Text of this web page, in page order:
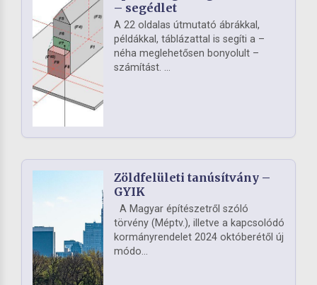
– segédlet
A 22 oldalas útmutató ábrákkal,
példákkal, táblázattal is segíti a –
néha meglehetősen bonyolult –
számítást. ...
Zöldfelületi tanúsítvány –
GYIK
A Magyar építészetről szóló
törvény (Méptv.), illetve a kapcsolódó
kormányrendelet 2024 októberétől új
módo...